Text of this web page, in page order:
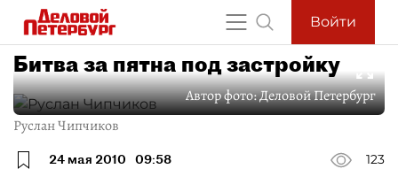
Войти
Битва за пятна под застройку
Автор фото:Деловой Петербург
Руслан Чипчиков
24 мая 2010 09:58
123